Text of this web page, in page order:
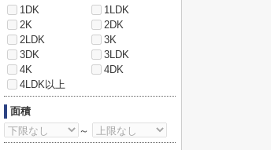
1DK
1LDK
2K
2DK
2LDK
3K
3DK
3LDK
4K
4DK
4LDK以上
面積
～